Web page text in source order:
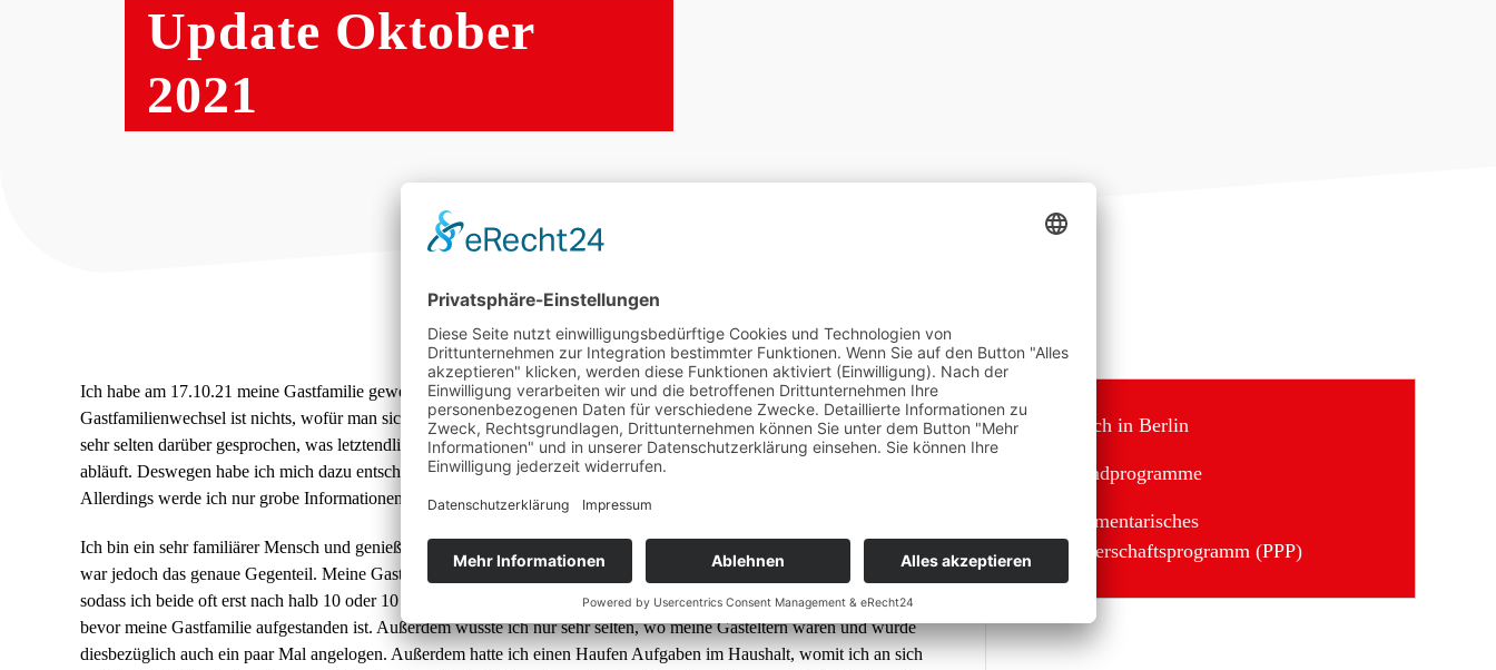
Update Oktober
2021
Ich habe am 17.10.21 meine Gastfamilie gewechselt. Das war die beste Entscheidung, die ich hätte treffen können. Ein
Gastfamilienwechsel ist nichts, wofür man sich schämen muss und auch nichts, was extrem selten ist. Trotzdem wird nur
sehr selten darüber gesprochen, was letztendlich Gründe sind, warum man die Gastfamilie wechselt und wie das ganze
abläuft. Deswegen habe ich mich dazu entschieden, einen Teil meiner Gründe hier in diesem Blog zu schreiben.
Allerdings werde ich nur grobe Informationen geben und nicht alle Gründe nennen.
Ich bin ein sehr familiärer Mensch und genieße es, zusammen mit der Familie zu essen oder ähnliches. Meine Gastfamilie
war jedoch das genaue Gegenteil. Meine Gasteltern haben sehr viel Zeit mit ihren Freunden und auf der Arbeit verbracht,
sodass ich beide oft erst nach halb 10 oder 10 Uhr abends gesehen habe, da ich morgens aus dem Haus gegangen bin,
bevor meine Gastfamilie aufgestanden ist. Außerdem wusste ich nur sehr selten, wo meine Gasteltern waren und wurde
diesbezüglich auch ein paar Mal angelogen. Außerdem hatte ich einen Haufen Aufgaben im Haushalt, womit ich an sich
Besuch in Berlin
Jugendprogramme
Parlamentarisches
Partnerschaftsprogramm (PPP)